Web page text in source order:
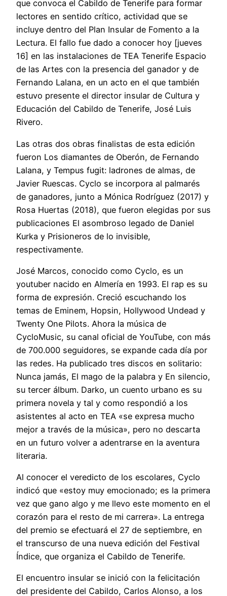
que convoca el Cabildo de Tenerife para formar
lectores en sentido crítico, actividad que se
incluye dentro del Plan Insular de Fomento a la
Lectura. El fallo fue dado a conocer hoy [jueves
16] en las instalaciones de TEA Tenerife Espacio
de las Artes con la presencia del ganador y de
Fernando Lalana, en un acto en el que también
estuvo presente el director insular de Cultura y
Educación del Cabildo de Tenerife, José Luis
Rivero.
Las otras dos obras finalistas de esta edición
fueron Los diamantes de Oberón, de Fernando
Lalana, y Tempus fugit: ladrones de almas, de
Javier Ruescas. Cyclo se incorpora al palmarés
de ganadores, junto a Mónica Rodríguez (2017) y
Rosa Huertas (2018), que fueron elegidas por sus
publicaciones El asombroso legado de Daniel
Kurka y Prisioneros de lo invisible,
respectivamente.
José Marcos, conocido como Cyclo, es un
youtuber nacido en Almería en 1993. El rap es su
forma de expresión. Creció escuchando los
temas de Eminem, Hopsin, Hollywood Undead y
Twenty One Pilots. Ahora la música de
CycloMusic, su canal oficial de YouTube, con más
de 700.000 seguidores, se expande cada día por
las redes. Ha publicado tres discos en solitario:
Nunca jamás, El mago de la palabra y En silencio,
su tercer álbum. Darko, un cuento urbano es su
primera novela y tal y como respondió a los
asistentes al acto en TEA «se expresa mucho
mejor a través de la música», pero no descarta
en un futuro volver a adentrarse en la aventura
literaria.
Al conocer el veredicto de los escolares, Cyclo
indicó que «estoy muy emocionado; es la primera
vez que gano algo y me llevo este momento en el
corazón para el resto de mi carrera». La entrega
del premio se efectuará el 27 de septiembre, en
el transcurso de una nueva edición del Festival
Índice, que organiza el Cabildo de Tenerife.
El encuentro insular se inició con la felicitación
del presidente del Cabildo, Carlos Alonso, a los